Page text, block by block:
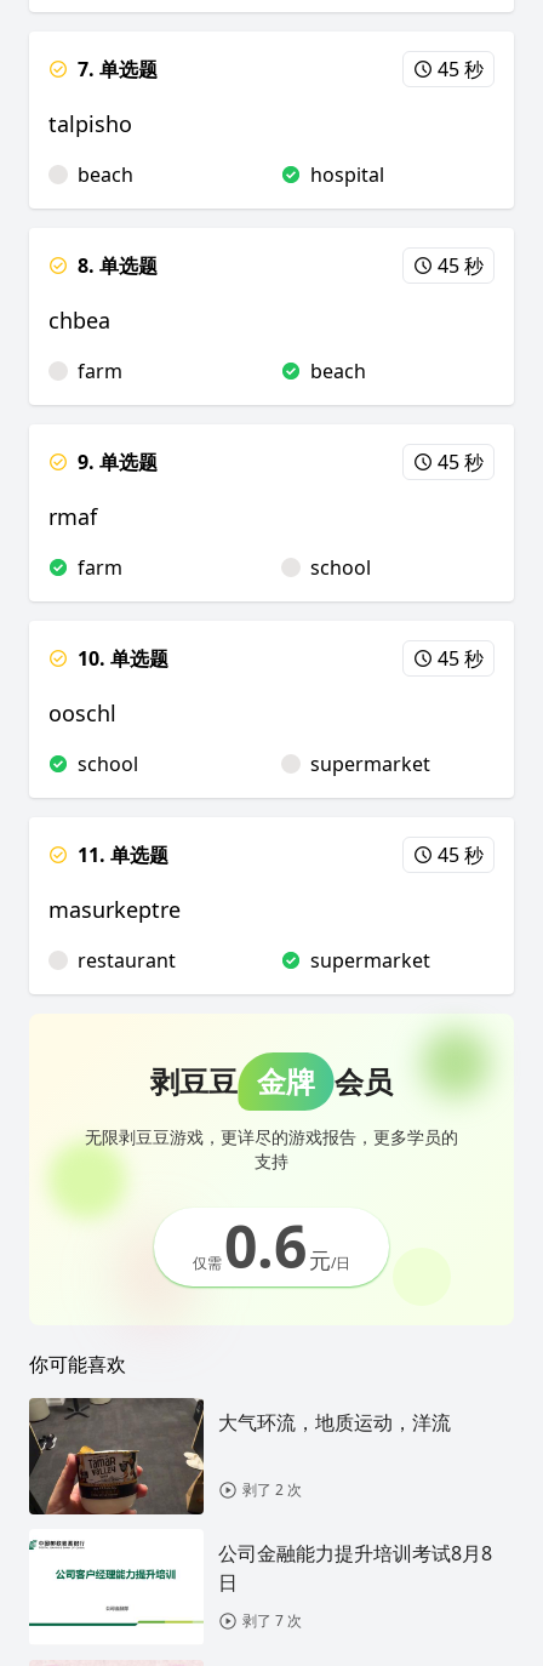
7. 单选题 45 秒
talpisho
beach hospital
8. 单选题 45 秒
chbea
farm beach
9. 单选题 45 秒
rmaf
farm school
10. 单选题 45 秒
ooschl
school supermarket
11. 单选题 45 秒
masurkeptre
restaurant supermarket
剥豆豆 金牌 会员
无限剥豆豆游戏，更详尽的游戏报告，更多学员的
支持
仅需0.6元/日
你可能喜欢
大气环流，地质运动，洋流
剥了 2 次
公司金融能力提升培训考试8月8
日
剥了 7 次